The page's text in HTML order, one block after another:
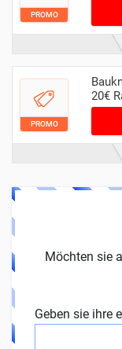
PROMO
PROMO
20€
Möchten sie
Geben sie ihre